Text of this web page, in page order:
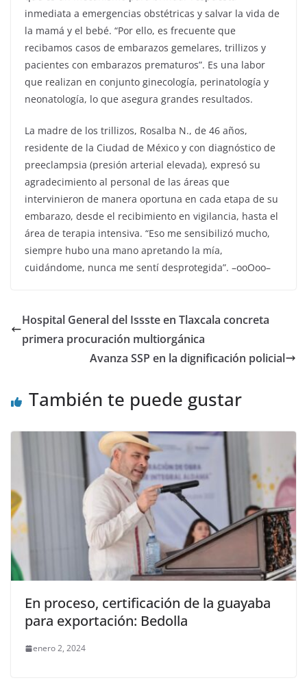
inmediata a emergencias obstétricas y salvar la vida de
la mamá y el bebé. “Por ello, es frecuente que
recibamos casos de embarazos gemelares, trillizos y
pacientes con embarazos prematuros”. Es una labor
que realizan en conjunto ginecología, perinatología y
neonatología, lo que asegura grandes resultados.
La madre de los trillizos, Rosalba N., de 46 años,
residente de la Ciudad de México y con diagnóstico de
preeclampsia (presión arterial elevada), expresó su
agradecimiento al personal de las áreas que
intervinieron de manera oportuna en cada etapa de su
embarazo, desde el recibimiento en vigilancia, hasta el
área de terapia intensiva. “Eso me sensibilizó mucho,
siempre hubo una mano apretando la mía,
cuidándome, nunca me sentí desprotegida”. –ooOoo–
Hospital General del Issste en Tlaxcala concreta
primera procuración multiorgánica
Avanza SSP en la dignificación policial
También te puede gustar
En proceso, certificación de la guayaba
para exportación: Bedolla
enero 2, 2024